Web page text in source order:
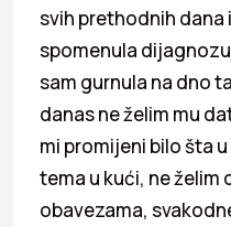
svih prethodnih dana
spomenula
sam gurnula na dno
danas ne želim mu
mi promijeni bilo šta
tema u kući, ne
obavezama,